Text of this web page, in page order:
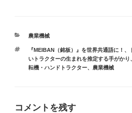
カ
リ
ー
農業機械
タ
グ
『MEIBAN（銘板）』を世界共通語に！ 、
いトラクターの生まれを推定する手がかり
耘機・ハンドトラクター、 農業機械
コメントを残す